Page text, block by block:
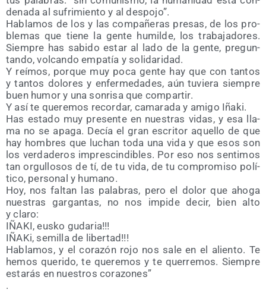
de­na­da al sufri­mien­to y al despojo”.
Habla­mos de los y las com­pa­ñe­ras pre­sas, de los pro­
ble­mas que tie­ne la gen­te humil­de, los tra­ba­ja­do­res.
Siem­pre has sabi­do estar al lado de la gen­te, pre­gun­
tan­do, vol­can­do empa­tía y solidaridad.
Y reí­mos, por­que muy poca gen­te hay que con tan­tos
y tan­tos dolo­res y enfer­me­da­des, aún tuvie­ra siem­pre
buen humor y una son­ri­sa que compartir.
Y así te que­re­mos recor­dar, cama­ra­da y ami­go Iñaki.
Has esta­do muy pre­sen­te en nues­tras vidas, y esa lla­
ma no se apa­ga. Decía el gran escri­tor aque­llo de que
hay hom­bres que luchan toda una vida y que esos son
los ver­da­de­ros impres­cin­di­bles. Por eso nos sen­ti­mos
tan orgu­llo­sos de tí, de tu vida, de tu com­pro­mi­so polí­
ti­co, per­so­nal y humano.
Hoy, nos fal­tan las pala­bras, pero el dolor que aho­ga
nues­tras gar­gan­tas, no nos impi­de decir, bien alto
y claro:
IÑAKI, eus­ko gudaria!!!
IÑA­Ki, semi­lla de libertad!!!
Habla­mos, y el cora­zón rojo nos sale en el alien­to. Te
hemos que­ri­do, te que­re­mos y te que­rre­mos. Siem­pre
esta­rás en nues­tros corazones”
.